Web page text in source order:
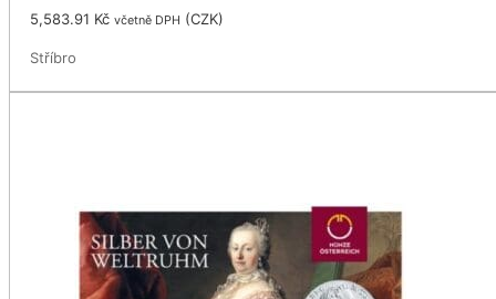
5,583.91 Kč včetně DPH (CZK)
Stříbro